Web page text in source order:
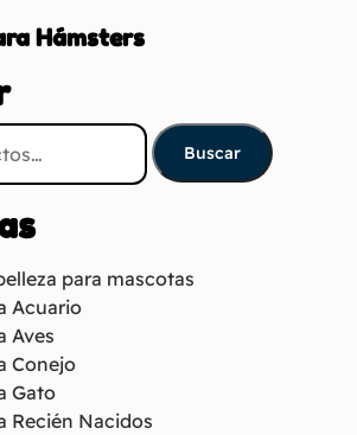
Hámsters
Buscar
para mascotas
Acuario
Aves
Conejo
Gato
Recién Nacidos